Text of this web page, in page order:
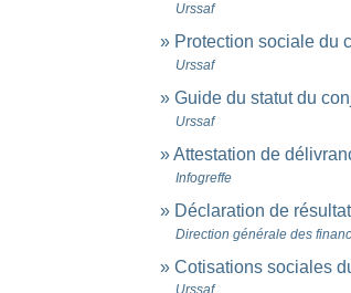
Urssaf
Protection sociale du
Urssaf
Guide du statut du
Urssaf
Attestation de
Infogreffe
Déclaration de
Direction générale des
Cotisations sociales